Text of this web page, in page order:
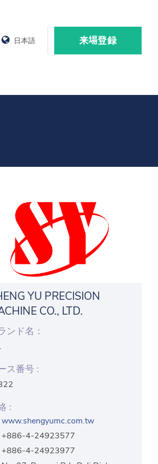
日本語 来場登録
YU PRECISION
CO., LTD.
ンド名：
ス番号 :
:
www.shengyumc.com.tw
+886-4-24923577
+886-4-24923977